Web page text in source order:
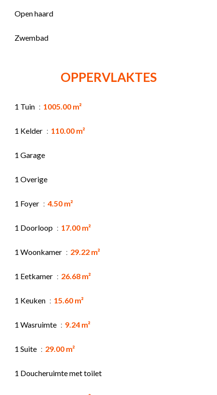
Open haard
Zwembad
OPPERVLAKTES
1 Tuin 1005.00 m²
1 Kelder 110.00 m²
1 Garage
1 Overige
1 Foyer 4.50 m²
1 Doorloop 17.00 m²
1 Woonkamer 29.22 m²
1 Eetkamer 26.68 m²
1 Keuken 15.60 m²
1 Wasruimte 9.24 m²
1 Suite 29.00 m²
1 Doucheruimte met toilet